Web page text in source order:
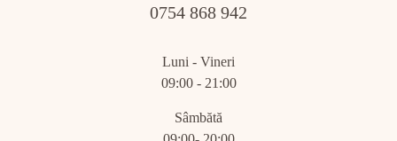
0754 868 942
Luni - Vineri
09:00 - 21:00
Sâmbătă